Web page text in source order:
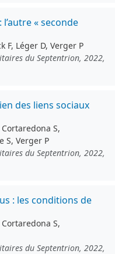
« seconde
F, Léger D, Verger P
du Septentrion, 2022,
des liens sociaux
S,
S, Verger P
du Septentrion, 2022,
: les conditions de
S,
du Septentrion, 2022,